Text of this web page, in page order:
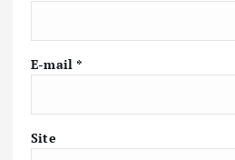
E-mail*
Site